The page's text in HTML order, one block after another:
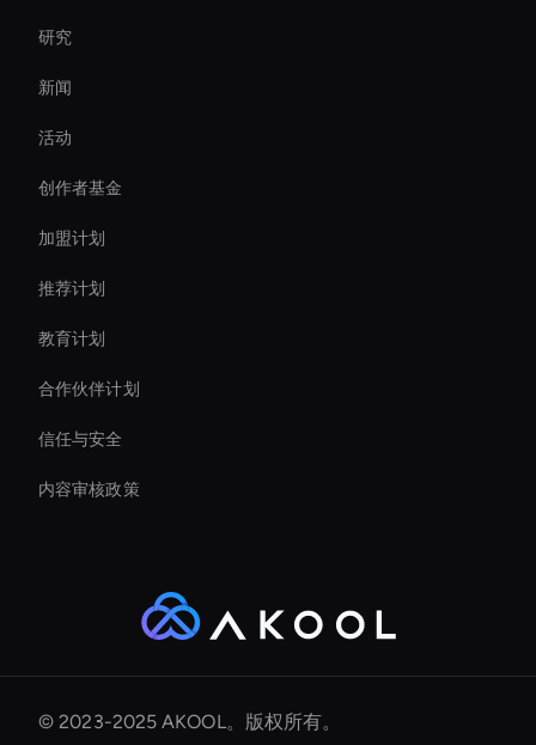
AI 视频背景去除器
即时创建 AI 头像
Ai Avatar For Business
Live Ai Presenter
研究
新闻
活动
创作者基金
加盟计划
推荐计划
教育计划
合作伙伴计划
信任与安全
内容审核政策
© 2023-2025 AKOOL。版权所有。